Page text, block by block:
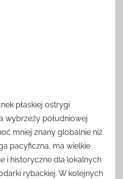
płaskiej ostrygi
wybrzeży południowej
mniej znany globalnie niż
pacyficzna, ma wielkie
i historyczne dla lokalnych
rybackiej. W kolejnych